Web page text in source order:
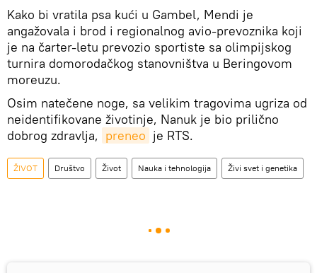
Kako bi vratila psa kući u Gambel, Mendi je
angažovala i brod i regionalnog avio-prevoznika koji
je na čarter-letu prevozio sportiste sa olimpijskog
turnira domorodačkog stanovništva u Beringovom
moreuzu.
Osim natečene noge, sa velikim tragovima ugriza od
neidentifikovane životinje, Nanuk je bio prilično
dobrog zdravlja, preneo je RTS.
ŽIVOT Društvo Život Nauka i tehnologija Živi svet i genetika